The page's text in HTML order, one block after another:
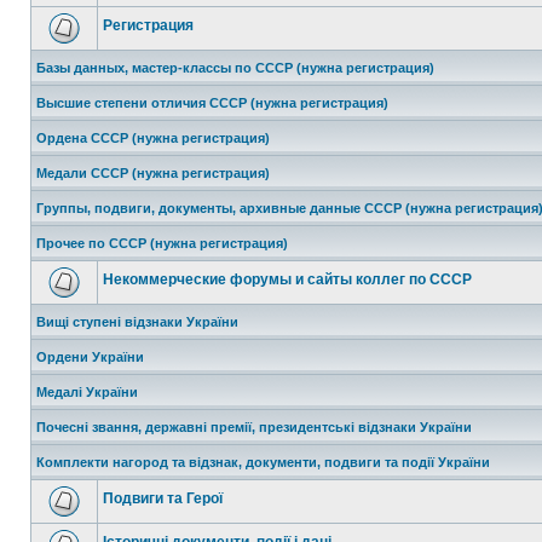
Регистрация
Базы данных, мастер-классы по СССР (нужна регистрация)
Высшие степени отличия СССР (нужна регистрация)
Ордена СССР (нужна регистрация)
Медали СССР (нужна регистрация)
Группы, подвиги, документы, архивные данные СССР (нужна регистрация)
Прочее по СССР (нужна регистрация)
Некоммерческие форумы и сайты коллег по СССР
Вищі ступені відзнаки України
Ордени України
Медалі України
Почесні звання, державні премії, президентські відзнаки України
Комплекти нагород та відзнак, документи, подвиги та події України
Подвиги та Герої